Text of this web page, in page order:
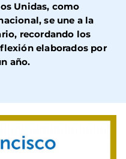
Unidas, como
se une a la
recordando los
elaborados por
año.